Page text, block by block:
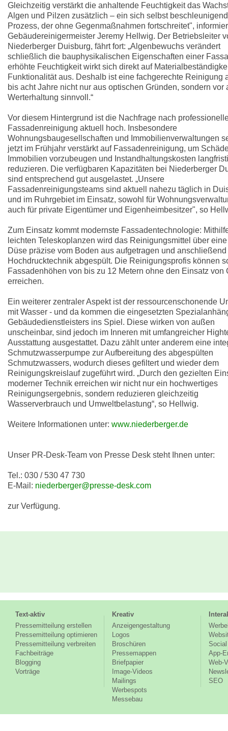
Gleichzeitig verstärkt die anhaltende Feuchtigkeit das
Algen und Pilzen zusätzlich – ein sich selbst
Prozess, der ohne Gegenmaßnahmen fortschreitet",
Gebäudereinigermeister Jeremy Hellwig. Der Betriebsleiter
Niederberger Duisburg, fährt fort: „Algenbewuchs verändert
schließlich die bauphysikalischen Eigenschaften einer
erhöhte Feuchtigkeit wirkt sich direkt auf
Funktionalität aus. Deshalb ist eine fachgerechte Reinigung
bis acht Jahre nicht nur aus optischen Gründen, sondern vor
Werterhaltung sinnvoll.“
Vor diesem Hintergrund ist die Nachfrage nach
Fassadenreinigung aktuell hoch. Insbesondere
Wohnungsbaugesellschaften und Immobilienverwaltungen
jetzt im Frühjahr verstärkt auf Fassadenreinigung, um
Immobilien vorzubeugen und Instandhaltungskosten
reduzieren. Die verfügbaren Kapazitäten bei Niederberger
sind entsprechend gut ausgelastet. „Unsere
Fassadenreinigungsteams sind aktuell nahezu täglich in
und im Ruhrgebiet im Einsatz, sowohl für
auch für private Eigentümer und Eigenheimbesitzer", so
Zum Einsatz kommt modernste Fassadentechnologie:
leichten Teleskoplanzen wird das Reinigungsmittel über
Düse präzise vom Boden aus aufgetragen und anschließend
Hochdrucktechnik abgespült. Die Reinigungsprofis können
Fassadenhöhen von bis zu 12 Metern ohne den Einsatz von
erreichen.
Ein weiterer zentraler Aspekt ist der ressourcenschonende
mit Wasser - und da kommen die eingesetzten
Gebäudedienstleisters ins Spiel. Diese wirken von außen
unscheinbar, sind jedoch im Inneren mit umfangreicher
Ausstattung ausgestattet. Dazu zählt unter anderem eine
Schmutzwasserpumpe zur Aufbereitung des abgespülten
Schmutzwassers, wodurch dieses gefiltert und wieder dem
Reinigungskreislauf zugeführt wird. „Durch den gezielten
moderner Technik erreichen wir nicht nur ein hochwertiges
Reinigungsergebnis, sondern reduzieren gleichzeitig
Wasserverbrauch und Umweltbelastung“, so Hellwig.
Weitere Informationen unter: www.niederberger.de
Unser PR-Desk-Team von Presse Desk steht Ihnen unter:
Tel.: 030 / 530 47 730
E-Mail: niederberger@presse-desk.com
zur Verfügung.
Text-aktiv
Pressemitteilung erstellen
Pressemitteilung optimieren
Pressemitteilung verbreiten
Fachbeiträge
Blogging
Vorträge
Kreativ
Anzeigengestaltung
Logos
Broschüren
Pressemappen
Briefpapier
Image-Videos
Mailings
Werbespots
Messebau
App-
Web-
SEO